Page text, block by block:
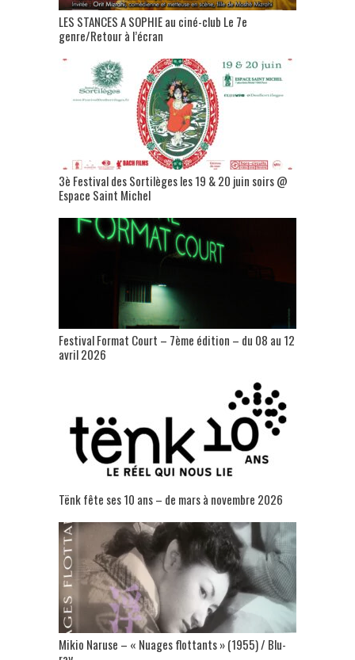
LES STANCES A SOPHIE au ciné-club Le 7e
genre/Retour à l’écran
3è Festival des Sortilèges les 19 & 20 juin soirs @
Espace Saint Michel
Festival Format Court – 7ème édition – du 08 au 12
avril 2026
Tënk fête ses 10 ans – de mars à novembre 2026
Mikio Naruse – « Nuages flottants » (1955) / Blu-